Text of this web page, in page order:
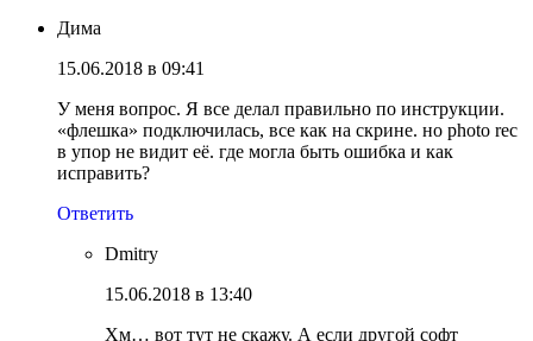
Дима
15.06.2018 в 09:41
У меня вопрос. Я все делал правильно по инструкции.
«флешка» подключилась, все как на скрине. но photo rec
в упор не видит её. где могла быть ошибка и как
исправить?
Ответить
Dmitry
15.06.2018 в 13:40
Хм… вот тут не скажу. А если другой софт